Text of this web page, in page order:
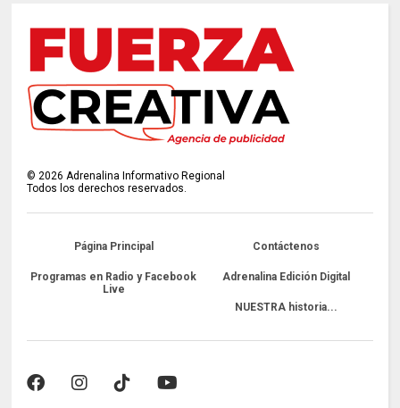
©2026 Adrenalina Informativo Regional
Todos los derechos reservados.
Página Principal Contáctenos
Programas en Radio y Facebook
Live
Adrenalina Edición Digital
NUESTRA historia...